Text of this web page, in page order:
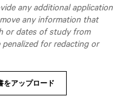
any additional application
any information that
or dates of study from
for redacting or
をアップロード